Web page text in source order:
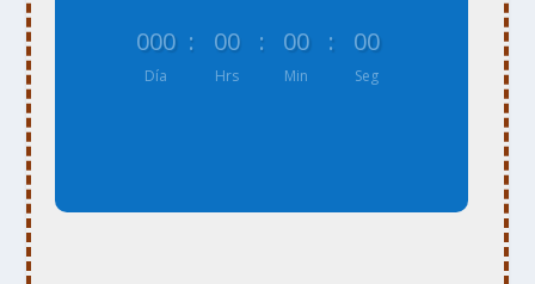
000
Día
: 00
Hrs
: 00
Min
: 00
Seg